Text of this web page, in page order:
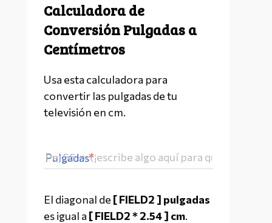
Calculadora de
Conversión Pulgadas a
Centímetros
Usa esta calculadora para
convertir las pulgadas de tu
televisión en cm.
Pulgadas
El diagonal de [ FIELD2 ] pulgadas
es igual a [ FIELD2 * 2.54 ] cm.